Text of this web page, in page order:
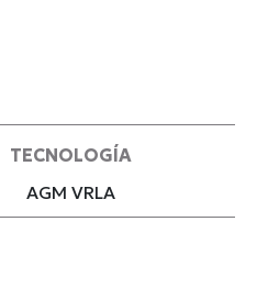
TECNOLOGÍA
AGM VRLA